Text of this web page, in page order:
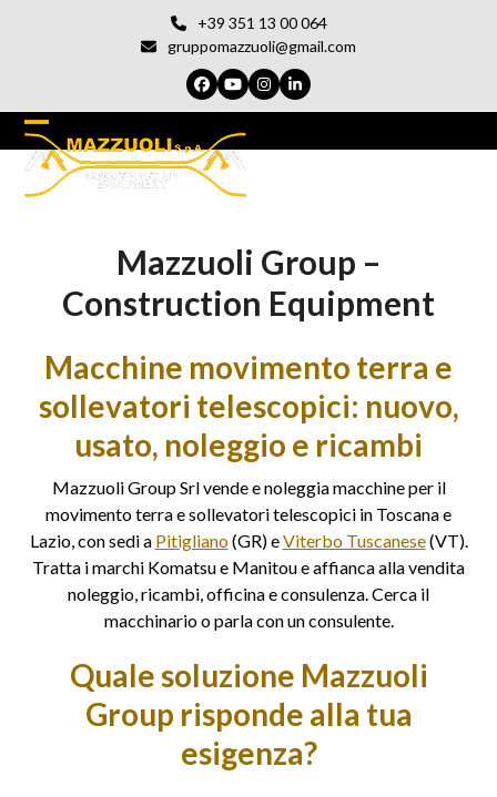
+39 351 13 00 064
gruppomazzuoli@gmail.com
Facebook
YouTubeInstagram
LinkedIn
Open
mobile
Chiudi
cellulare
Mazzuoli Group –
Construction Equipment
Macchine movimento terra e
sollevatori telescopici: nuovo,
usato, noleggio e ricambi
Mazzuoli Group Srl vende e noleggia macchine per il
movimento terra e sollevatori telescopici in Toscana e
Lazio, con sedi a Pitigliano(GR) eViterbo Tuscanese(VT).
Tratta i marchi Komatsu e Manitou e affianca alla vendita
noleggio, ricambi, officina e consulenza. Cerca il
macchinario o parla con un consulente.
Quale soluzione Mazzuoli
Group risponde alla tua
esigenza?